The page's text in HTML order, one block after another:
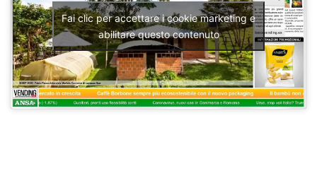
Fai clic per accettare i cookie marketing e
abilitare questo contenuto